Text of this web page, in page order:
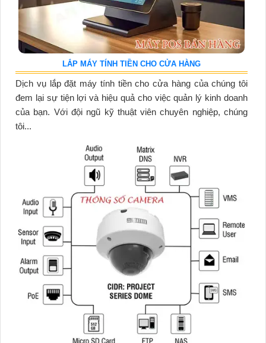
LẮP MÁY TÍNH TIỀN CHO CỬA HÀNG
Dịch vụ lắp đặt máy tính tiền cho cửa hàng của chúng tôi
đem lại sự tiện lợi và hiệu quả cho việc quản lý kinh doanh
của bạn. Với đội ngũ kỹ thuật viên chuyên nghiệp, chúng
tôi...